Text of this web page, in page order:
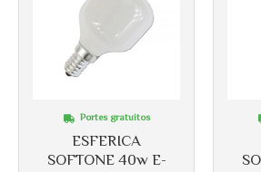
ESFERICA
SOFTONE 40w E-
Portes gratuitos